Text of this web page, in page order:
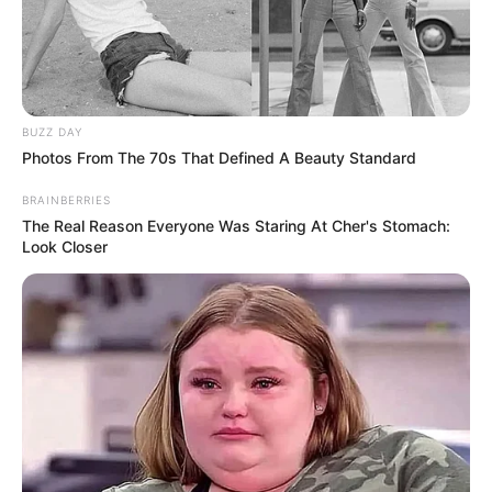
BUZZ DAY
Photos From The 70s That Defined A Beauty Standard
BRAINBERRIES
The Real Reason Everyone Was Staring At Cher's Stomach:
Look Closer